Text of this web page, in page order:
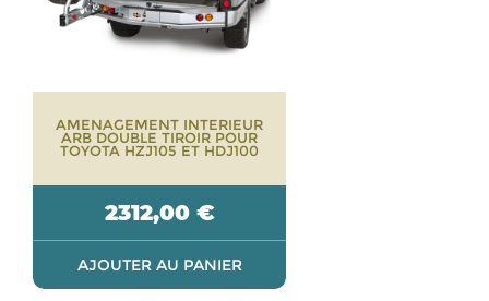
AMENAGEMENT INTERIEUR
ARB DOUBLE TIROIR POUR
TOYOTA HZJ105 ET HDJ100
2312,00 €
AJOUTER AU PANIER